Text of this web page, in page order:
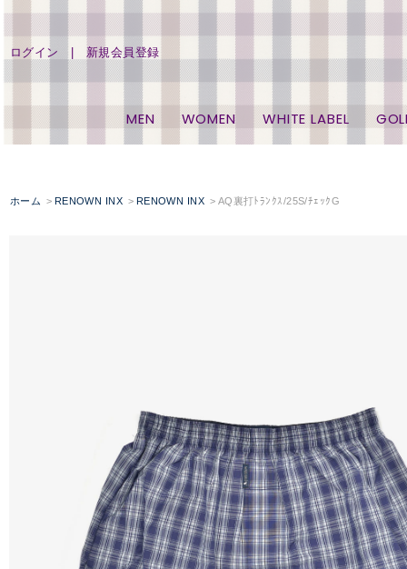
ログイン 新規会員登録
MEN WOMEN WHITE LABEL
ホーム RENOWN INX RENOWN INX AQ裏打ﾄﾗﾝｸｽ/25S/ﾁｪｯｸG